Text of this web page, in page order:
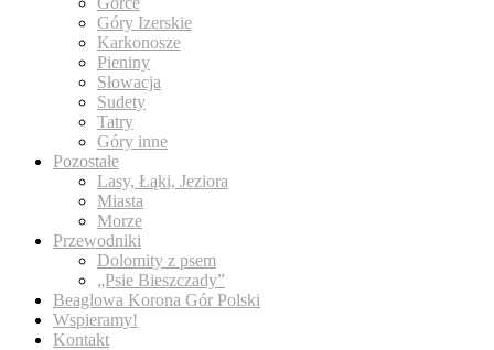
Góry Izerskie
Karkonosze
Pieniny
Słowacja
Sudety
Tatry
Góry inne
Pozostałe
Lasy, Łąki, Jeziora
Miasta
Morze
Przewodniki
Dolomity z psem
„Psie Bieszczady”
Beaglowa Korona Gór Polski
Wspieramy!
Kontakt